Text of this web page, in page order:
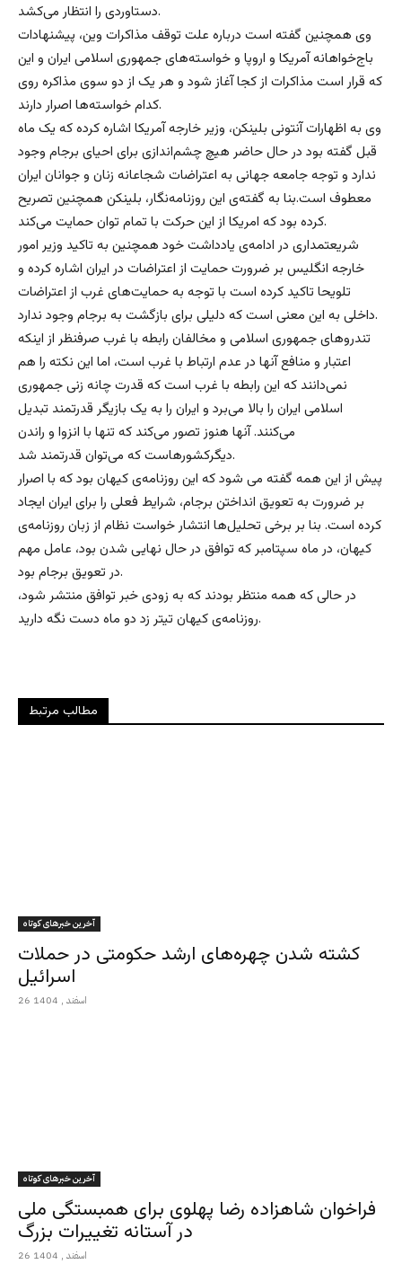
دستاوردی را انتظار می‌کشد.
وی همچنین گفته است درباره علت توقف مذاکرات وین، پیشنهادات
باج‌خواهانه آمریکا و اروپا و خواسته‌های جمهوری اسلامی ایران و این
که قرار است مذاکرات از کجا آغاز شود و هر یک از دو سوی مذاکره روی
کدام خواسته‌ها اصرار دارند.
وی به اظهارات آنتونی بلینکن، وزیر خارجه آمریکا اشاره کرده که یک ماه
قبل گفته بود ‌در حال حاضر هیچ چشم‌اندازی برای احیای برجام وجود
ندارد و توجه جامعه جهانی به اعتراضات شجاعانه زنان و جوانان ایران
معطوف است.بنا به گفته‌ی این روزنامه‌نگار، بلینکن همچنین تصریح
کرده بود که امریکا از این حرکت با تمام توان حمایت می‌کند.
شریعتمداری در ادامه‌ی یادداشت خود همچنین به تاکید وزیر امور
خارجه انگلیس بر ضرورت حمایت از اعتراضات در ایران اشاره کرده و
تلویحا تاکید کرده است با توجه به حمایت‌های غرب از اعتراضات
داخلی به این معنی است که دلیلی برای بازگشت به برجام وجود ندارد.
تندروهای جمهوری اسلامی و مخالفان رابطه با غرب صرفنظر از اینکه
اعتبار و منافع آنها در عدم ارتباط با غرب است، ‌اما این نکته را هم
نمی‌دانند که این رابطه با غرب است که قدرت چانه زنی جمهوری
اسلامی ایران را بالا می‌برد و ایران را به یک بازیگر قدرتمند تبدیل
می‌کنند. آنها هنوز تصور می‌کند که تنها با انزوا و راندن
دیگرکشورهاست که می‌توان قدرتمند شد.
پیش از این همه گفته می شود که این روزنامه‌ی کیهان بود که با اصرار
بر ضرورت به تعویق انداختن برجام، شرایط فعلی را برای ایران ایجاد
کرده است. بنا بر برخی تحلیل‌ها انتشار خواست نظام از زبان روزنامه‌ی
کیهان، در ماه سپتامبر که توافق در حال نهایی شدن بود،‌ عامل مهم
در تعویق برجام بود.
در حالی که همه منتظر بودند که به زودی خبر توافق منتشر شود،
روزنامه‌ی کیهان تیتر زد دو ماه دست نگه دارید.
مطالب مرتبط
آخرین خبرهای کوتاه
کشته شدن چهره‌های ارشد حکومتی در حملات
اسرائیل
26 اسفند , 1404
آخرین خبرهای کوتاه
فراخوان شاهزاده رضا پهلوی برای همبستگی ملی
در آستانه تغییرات بزرگ
26 اسفند , 1404